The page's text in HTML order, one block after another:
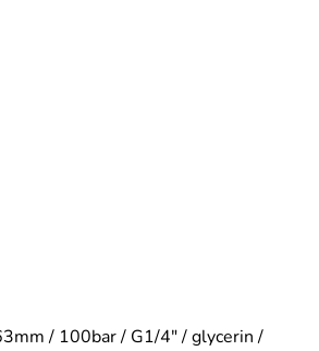
/ 100bar / G1/4" / glycerin /